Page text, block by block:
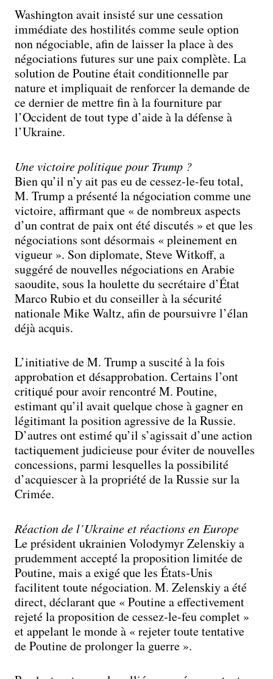
Washington avait insisté sur une cessation
immédiate des hostilités comme seule option
non négociable, afin de laisser la place à des
négociations futures sur une paix complète. La
solution de Poutine était conditionnelle par
nature et impliquait de renforcer la demande de
ce dernier de mettre fin à la fourniture par
l’Occident de tout type d’aide à la défense à
l’Ukraine.
Une victoire politique pour Trump ?
Bien qu’il n’y ait pas eu de cessez-le-feu total,
M. Trump a présenté la négociation comme une
victoire, affirmant que « de nombreux aspects
d’un contrat de paix ont été discutés » et que les
négociations sont désormais « pleinement en
vigueur ». Son diplomate, Steve Witkoff, a
suggéré de nouvelles négociations en Arabie
saoudite, sous la houlette du secrétaire d’État
Marco Rubio et du conseiller à la sécurité
nationale Mike Waltz, afin de poursuivre l’élan
déjà acquis.
L’initiative de M. Trump a suscité à la fois
approbation et désapprobation. Certains l’ont
critiqué pour avoir rencontré M. Poutine,
estimant qu’il avait quelque chose à gagner en
légitimant la position agressive de la Russie.
D’autres ont estimé qu’il s’agissait d’une action
tactiquement judicieuse pour éviter de nouvelles
concessions, parmi lesquelles la possibilité
d’acquiescer à la propriété de la Russie sur la
Crimée.
Réaction de l’Ukraine et réactions en Europe
Le président ukrainien Volodymyr Zelenskiy a
prudemment accepté la proposition limitée de
Poutine, mais a exigé que les États-Unis
facilitent toute négociation. M. Zelenskiy a été
direct, déclarant que « Poutine a effectivement
rejeté la proposition de cessez-le-feu complet »
et appelant le monde à « rejeter toute tentative
de Poutine de prolonger la guerre ».